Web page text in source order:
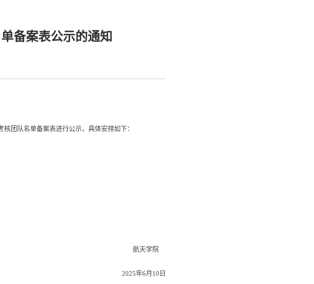
备案表公示的通知
团队名单备案表进行公示，具体安排如下：
航天学院
2025年6月 10 日